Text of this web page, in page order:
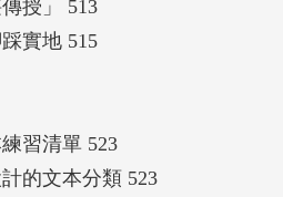
授」 513
實地 515
習清單 523
的文本分類 523